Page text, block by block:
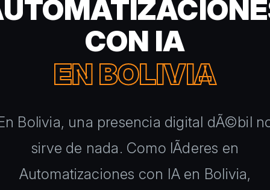
CON IA
EN BOLIVIA
Bolivia, una presencia digital dÃ©bil
sirve de nada. Como lÃ­deres en
Automatizaciones con IA en Bolivia,